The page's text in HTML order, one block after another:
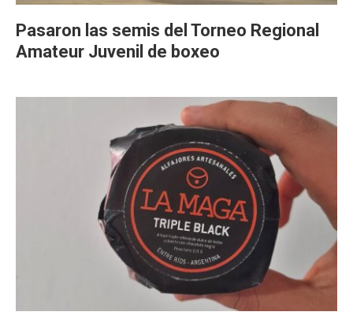
Pasaron las semis del Torneo Regional
Amateur Juvenil de boxeo